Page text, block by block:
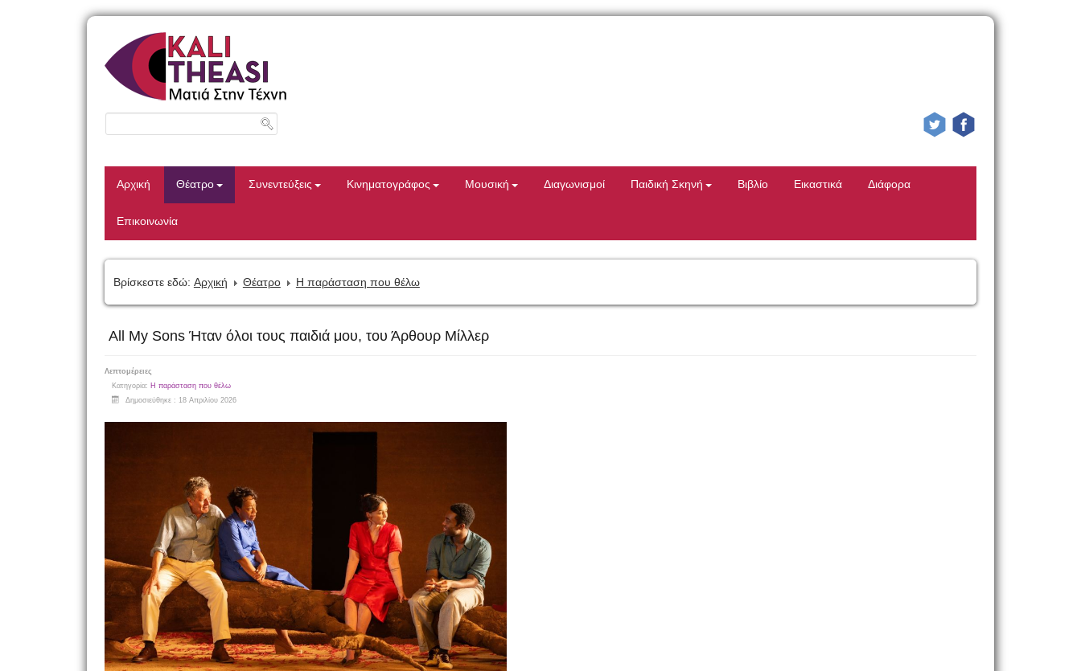
Αρχική Θέατρο Συνεντεύξεις Κινηματογράφος Μουσική Διαγωνισμοί Παιδική Σκηνή Βιβλίο Εικαστικά Διάφορα
Επικοινωνία
Βρίσκεστε εδώ: Αρχική Θέατρο Η παράσταση που θέλω
All My Sons Ήταν όλοι τους παιδιά μου, του Άρθουρ Μίλλερ
Λεπτομέρειες
Κατηγορία: Η παράσταση που θέλω
Δημοσιεύθηκε : 18 Απριλίου 2026